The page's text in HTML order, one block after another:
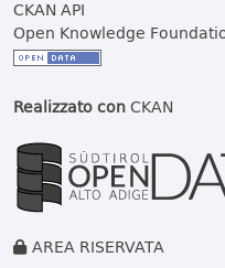
CKAN API
Open Knowledge
Realizzato conCKAN
AREA RISERVATA